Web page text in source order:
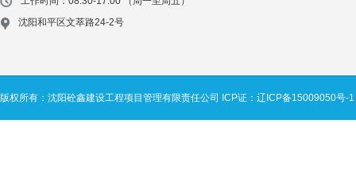
沈阳和平区文萃路24-2号
版权所有：沈阳砼鑫建设工程项目管理有限责任公司 ICP证：辽ICP备15009050号-1